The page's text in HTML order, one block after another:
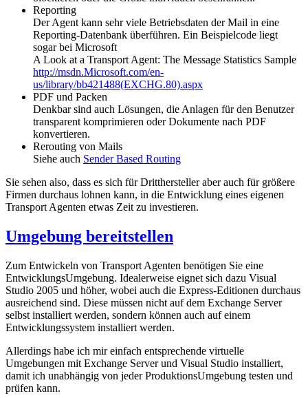
Reporting
Der Agent kann sehr viele Betriebsdaten der Mail in eine
Reporting-Datenbank überführen. Ein Beispielcode liegt
sogar bei Microsoft
A Look at a Transport Agent: The Message Statistics Sample
http://msdn.Microsoft.com/en-
us/library/bb421488(EXCHG.80).aspx
PDF und Packen
Denkbar sind auch Lösungen, die Anlagen für den Benutzer
transparent komprimieren oder Dokumente nach PDF
konvertieren.
Rerouting von Mails
Siehe auch Sender Based Routing
Sie sehen also, dass es sich für Dritthersteller aber auch für größere
Firmen durchaus lohnen kann, in die Entwicklung eines eigenen
Transport Agenten etwas Zeit zu investieren.
Umgebung bereitstellen
Zum Entwickeln von Transport Agenten benötigen Sie eine
EntwicklungsUmgebung. Idealerweise eignet sich dazu Visual
Studio 2005 und höher, wobei auch die Express-Editionen durchaus
ausreichend sind. Diese müssen nicht auf dem Exchange Server
selbst installiert werden, sondern können auch auf einem
Entwicklungssystem installiert werden.
Allerdings habe ich mir einfach entsprechende virtuelle
Umgebungen mit Exchange Server und Visual Studio installiert,
damit ich unabhängig von jeder ProduktionsUmgebung testen und
prüfen kann.